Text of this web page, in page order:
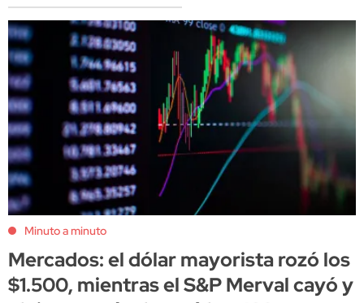
Minuto a minuto
Mercados: el dólar mayorista rozó los
$1.500, mientras el S&P Merval cayó y